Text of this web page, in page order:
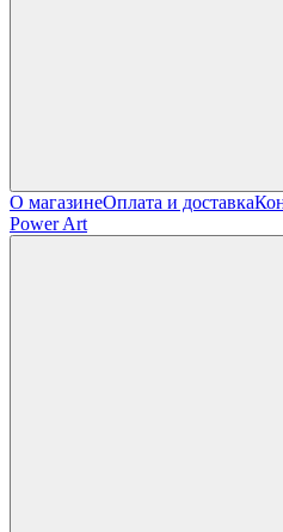
О магазинеОплата и доставка
Power Art